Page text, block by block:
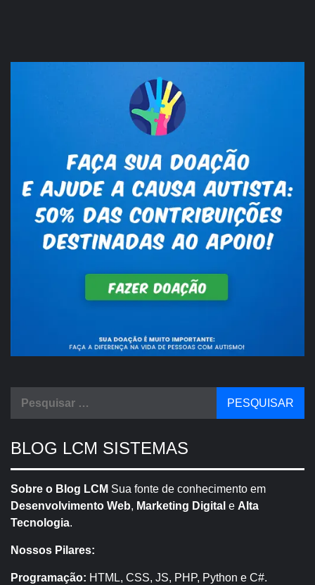
BLOG LCM SISTEMAS
Sobre o Blog LCM Sua fonte de conhecimento em
Desenvolvimento Web, Marketing Digital e Alta
Tecnologia.
Nossos Pilares:
Programação: HTML, CSS, JS, PHP, Python e C#.